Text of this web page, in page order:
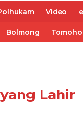
Video
Bolmong
Lahir